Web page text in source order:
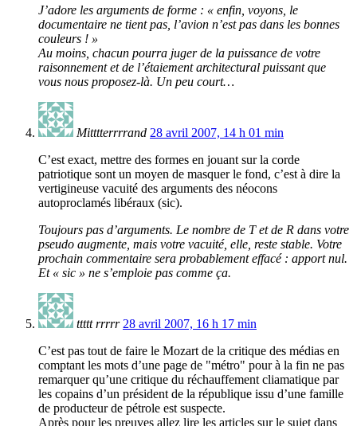
J’adore les arguments de forme : « enfin, voyons, le
documentaire ne tient pas, l’avion n’est pas dans les bonnes
couleurs ! »
Au moins, chacun pourra juger de la puissance de votre
raisonnement et de l’étaiement architectural puissant que
vous nous proposez-là. Un peu court…
Mitttterrrrand 28 avril 2007, 14 h 01 min
C’est exact, mettre des formes en jouant sur la corde
patriotique sont un moyen de masquer le fond, c’est à dire la
vertigineuse vacuité des arguments des néocons
autoproclamés libéraux (sic).
Toujours pas d’arguments. Le nombre de T et de R dans votre
pseudo augmente, mais votre vacuité, elle, reste stable. Votre
prochain commentaire sera probablement effacé : apport nul.
Et « sic » ne s’emploie pas comme ça.
ttttt rrrrr 28 avril 2007, 16 h 17 min
C’est pas tout de faire le Mozart de la critique des médias en
comptant les mots d’une page de "métro" pour à la fin ne pas
remarquer qu’une critique du réchauffement cliamatique par
les copains d’un président de la république issu d’une famille
de producteur de pétrole est suspecte.
Après pour les preuves allez lire les articles sur le sujet dans